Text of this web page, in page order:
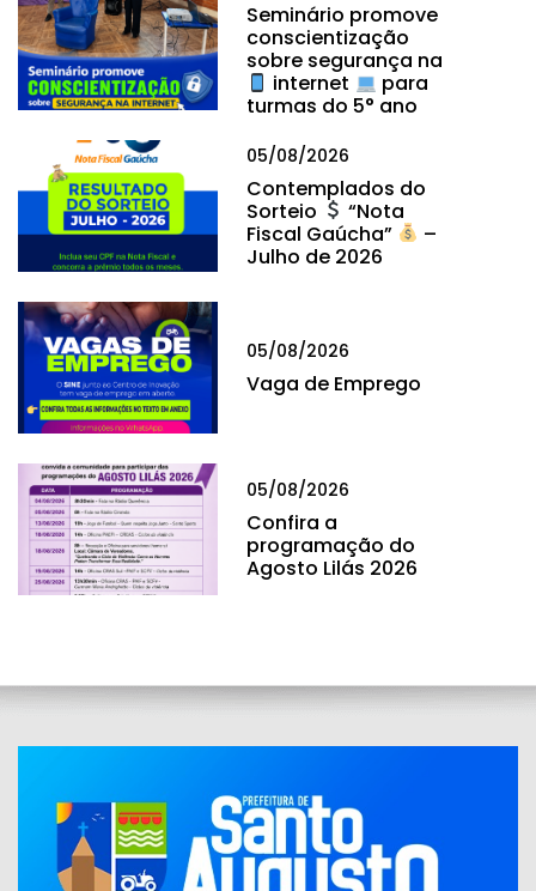
Seminário promove
conscientização
sobre segurança na
internet
para
turmas do 5° ano
05/08/2026
Contemplados do
Sorteio
“Nota
Fiscal Gaúcha”
–
Julho de 2026
05/08/2026
Vaga de Emprego
05/08/2026
Confira a
programação do
Agosto Lilás 2026